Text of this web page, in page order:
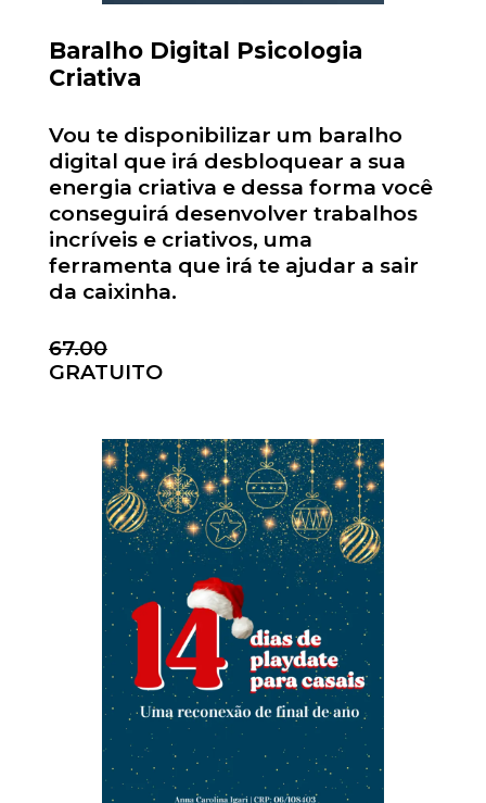
Baralho Digital Psicologia
Criativa
Vou te disponibilizar um baralho
digital que irá desbloquear a sua
energia criativa e dessa forma você
conseguirá desenvolver trabalhos
incríveis e criativos, uma
ferramenta que irá te ajudar a sair
da caixinha.
67.00
GRATUITO